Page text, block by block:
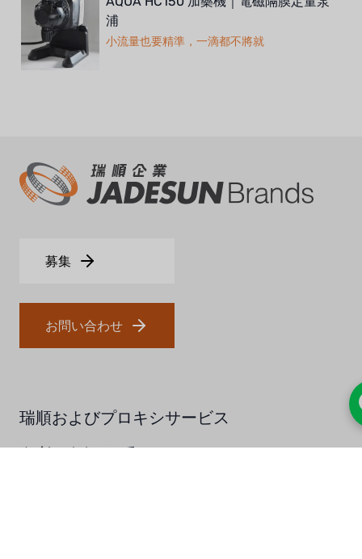
浦
小流量也要精準，一滴都不將就
募集
お問い合わせ
瑞順およびプロキシサービス
ルイシュンについて